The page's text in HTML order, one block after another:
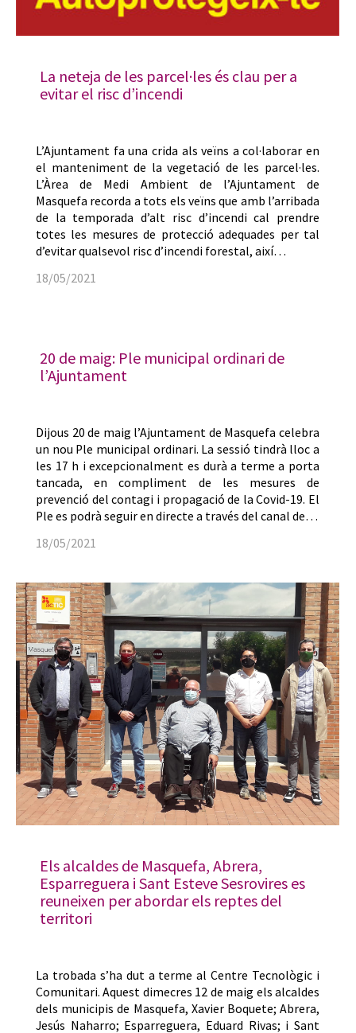
La neteja de les parcel·les és clau per a
evitar el risc d’incendi
L’Ajuntament fa una crida als veïns a col·laborar en
el manteniment de la vegetació de les parcel·les.
L’Àrea de Medi Ambient de l’Ajuntament de
Masquefa recorda a tots els veïns que amb l’arribada
de la temporada d’alt risc d’incendi cal prendre
totes les mesures de protecció adequades per tal
d’evitar qualsevol risc d’incendi forestal, així…
18/05/2021
20 de maig: Ple municipal ordinari de
l’Ajuntament
Dijous 20 de maig l’Ajuntament de Masquefa celebra
un nou Ple municipal ordinari. La sessió tindrà lloc a
les 17 h i excepcionalment es durà a terme a porta
tancada, en compliment de les mesures de
prevenció del contagi i propagació de la Covid-19. El
Ple es podrà seguir en directe a través del canal de…
18/05/2021
Els alcaldes de Masquefa, Abrera,
Esparreguera i Sant Esteve Sesrovires es
reuneixen per abordar els reptes del
territori
La trobada s’ha dut a terme al Centre Tecnològic i
Comunitari. Aquest dimecres 12 de maig els alcaldes
dels municipis de Masquefa, Xavier Boquete; Abrera,
Jesús Naharro; Esparreguera, Eduard Rivas; i Sant